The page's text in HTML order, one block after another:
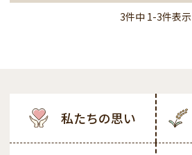
3件中 1-3件表示
私たちの思い